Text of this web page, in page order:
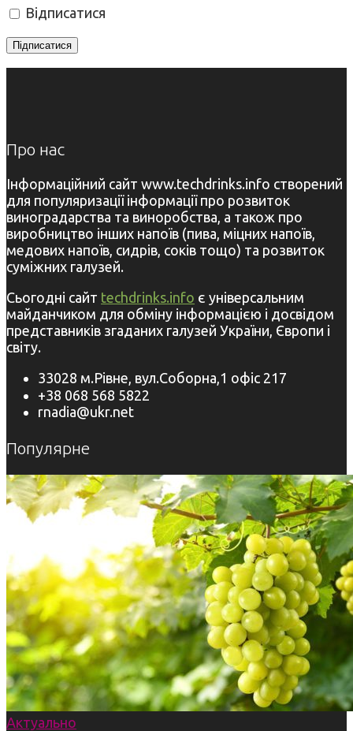
Відписатися
Про нас
Інформаційний сайт www.techdrinks.info створений
для популяризації інформації про розвиток
виноградарства та виноробства, а також про
виробництво інших напоїв (пива, міцних напоїв,
медових напоїв, сидрів, соків тощо) та розвиток
суміжних галузей.
Сьогодні сайт techdrinks.info є універсальним
майданчиком для обміну інформацією і досвідом
представників згаданих галузей України, Європи і
світу.
33028 м.Рівне, вул.Соборна,1 офіс 217
+38 068 568 5822
rnadia@ukr.net
Популярне
Актуально